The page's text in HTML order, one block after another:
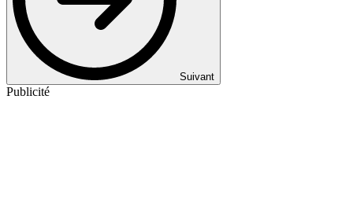
Suivant
Publicité